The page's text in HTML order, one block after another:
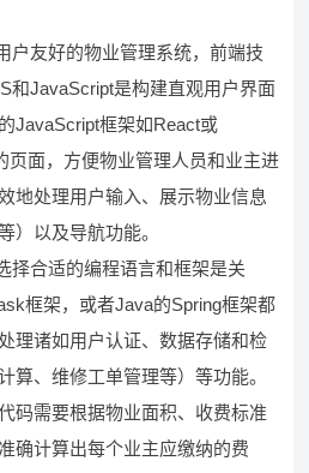
户友好的物业管理系统，前端技
和JavaScript是构建直观用户界面
JavaScript框架如React或
页面，方便物业管理人员和业主进
地处理用户输入、展示物业信息
）以及导航功能。
择合适的编程语言和框架是关
框架，或者Java的Spring框架都
理诸如用户认证、数据存储和检
算、维修工单管理等）等功能。
码需要根据物业面积、收费标准
确计算出每个业主应缴纳的费